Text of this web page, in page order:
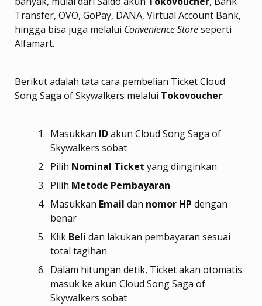
Transfer, OVO, GoPay, DANA, Virtual Account Bank,
hingga bisa juga melalui Convenience Storeseperti
Alfamart.
Berikut adalah tata cara pembelian Ticket Cloud
Song Saga of Skywalkers melalui Tokovoucher:
Masukkan IDakun Cloud Song Saga of
Skywalkers sobat
Pilih Nominal Ticket yang diinginkan
Pilih Metode Pembayaran
Masukkan Email dan nomor HP dengan
benar
Klik Beli dan lakukan pembayaran sesuai
total tagihan
Dalam hitungan detik, Ticket akan otomatis
masuk ke akun Cloud Song Saga of
Skywalkers sobat